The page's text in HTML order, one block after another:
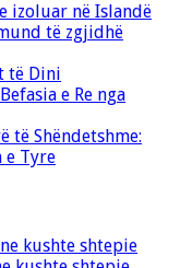
izoluar në Islandë
të zgjidhë
të Dini
e Re nga
të Shëndetshme:
e Tyre
kushte shtepie